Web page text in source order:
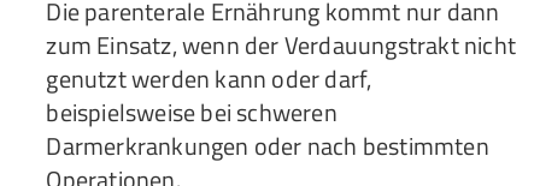
Die parenterale Ernährung kommt nur dann
zum Einsatz, wenn der Verdauungstrakt nicht
genutzt werden kann oder darf,
beispielsweise bei schweren
Darmerkrankungen oder nach bestimmten